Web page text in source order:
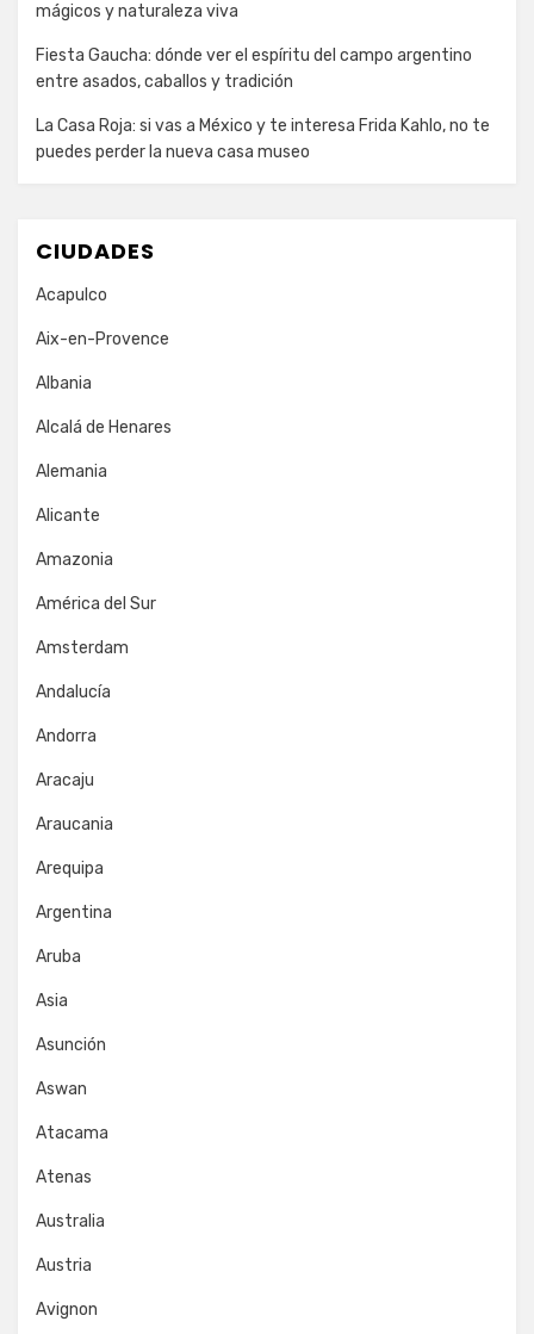
mágicos y naturaleza viva
Fiesta Gaucha: dónde ver el espíritu del campo argentino
entre asados, caballos y tradición
La Casa Roja: si vas a México y te interesa Frida Kahlo, no te
puedes perder la nueva casa museo
CIUDADES
Acapulco
Aix-en-Provence
Albania
Alcalá de Henares
Alemania
Alicante
Amazonia
América del Sur
Amsterdam
Andalucía
Andorra
Aracaju
Araucania
Arequipa
Argentina
Aruba
Asia
Asunción
Aswan
Atacama
Atenas
Australia
Austria
Avignon